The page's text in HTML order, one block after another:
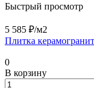
Быстрый просмотр
5 585 ₽/м2
Плитка
0
В корзину